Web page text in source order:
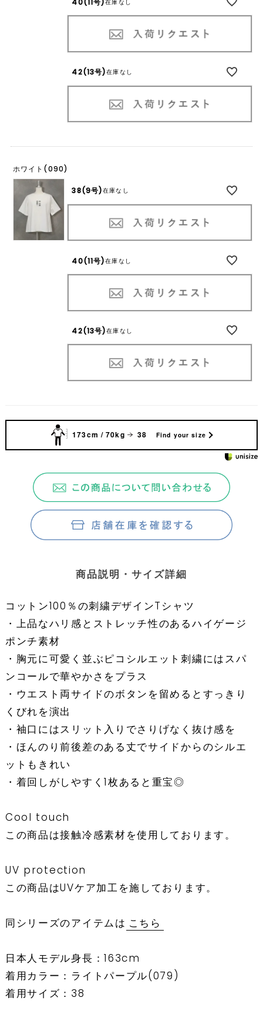
40(11号)在庫なし
42(13号)在庫なし
ホワイト(090)
38(9号)在庫なし
40(11号)在庫なし
42(13号)在庫なし
173cm / 70kg 38 Find your size
商品説明・サイズ詳細
コットン100％の刺繍デザインTシャツ
・上品なハリ感とストレッチ性のあるハイゲージ
ポンチ素材
・胸元に可愛く並ぶピコシルエット刺繍にはスパ
ンコールで華やかさをプラス
・ウエスト両サイドのボタンを留めるとすっきり
くびれを演出
・袖口にはスリット入りでさりげなく抜け感を
・ほんのり前後差のある丈でサイドからのシルエ
ットもきれい
・着回しがしやすく1枚あると重宝◎
Cool touch
この商品は接触冷感素材を使用しております。
UV protection
この商品はUVケア加工を施しております。
同シリーズのアイテムは こちら
日本人モデル身長：163cm
着用カラー：ライトパープル(079)
着用サイズ：38